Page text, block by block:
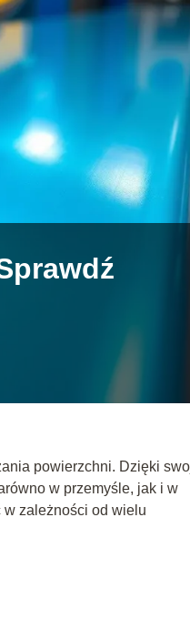
powierzchni. Dzięki
w przemyśle, jak i w
zależności od wielu